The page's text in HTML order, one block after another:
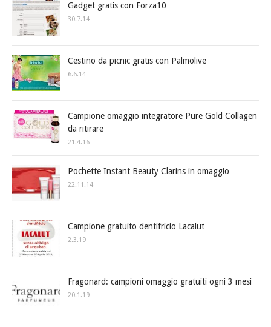
Gadget gratis con Forza10
30.7.14
Cestino da picnic gratis con Palmolive
6.6.14
Campione omaggio integratore Pure Gold Collagen
da ritirare
21.4.16
Pochette Instant Beauty Clarins in omaggio
22.11.14
Campione gratuito dentifricio Lacalut
2.3.19
Fragonard: campioni omaggio gratuiti ogni 3 mesi
20.1.19